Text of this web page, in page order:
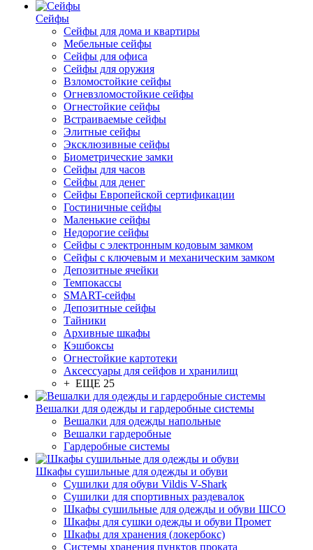
Сейфы
Сейфы для дома и квартиры
Мебельные сейфы
Сейфы для офиса
Сейфы для оружия
Взломостойкие сейфы
Огневзломостойкие сейфы
Огнестойкие сейфы
Встраиваемые сейфы
Элитные сейфы
Эксклюзивные сейфы
Биометрические замки
Сейфы для часов
Сейфы для денег
Сейфы Европейской сертификации
Гостиничные сейфы
Маленькие сейфы
Недорогие сейфы
Сейфы с электронным кодовым замком
Сейфы с ключевым и механическим замком
Депозитные ячейки
Темпокассы
SMART-сейфы
Депозитные сейфы
Тайники
Архивные шкафы
Кэшбоксы
Огнестойкие картотеки
Аксессуары для сейфов и хранилищ
+ ЕЩЕ 25
Вешалки для одежды и гардеробные системы
Вешалки для одежды напольные
Вешалки гардеробные
Гардеробные системы
Шкафы сушильные для одежды и обуви
Сушилки для обуви Vildis V-Shark
Сушилки для спортивных раздевалок
Шкафы сушильные для одежды и обуви ШСО
Шкафы для сушки одежды и обуви Промет
Шкафы для хранения (локербокс)
Системы хранения пунктов проката